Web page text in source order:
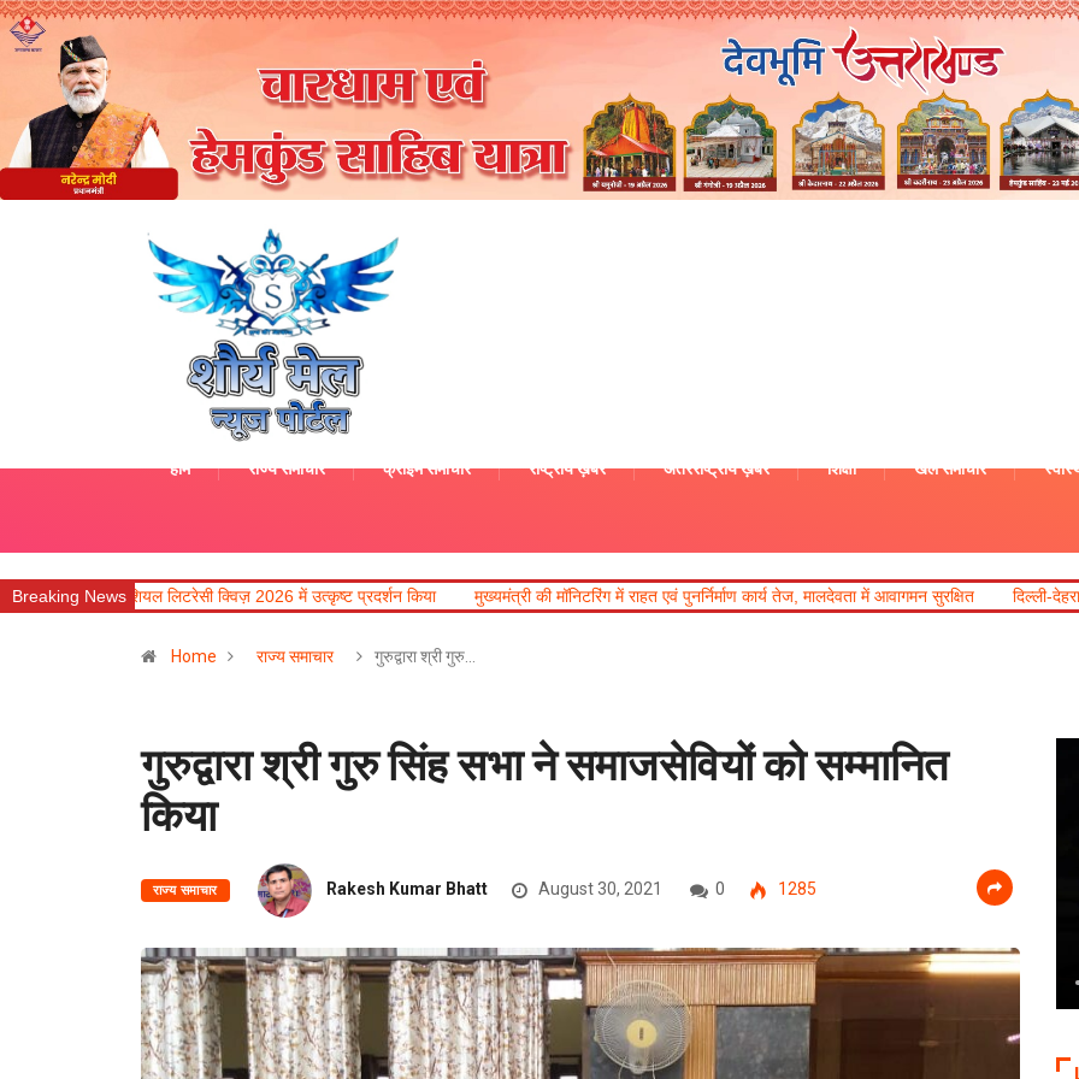
होम राज्य समाचार क्राइम समाचार राष्ट्रीय ख़बरें अंतरराष्ट्रीय ख़बरें शिक्षा खेल समाचार
Breaking News
क्विज़ 2026 में उत्कृष्ट प्रदर्शन किया मुख्यमंत्री की मॉनिटरिंग में राहत एवं पुनर्निर्माण कार्य तेज, मालदेवता में आवागमन सुरक्षित दिल्ली-देहरादून आर्थिक कॉरिडोर से जुड़ी
Home राज्य समाचार गुरुद्वारा श्री गुरु…
गुरुद्वारा श्री गुरु सिंह सभा ने समाजसेवियों को सम्मानित
किया
राज्य समाचार Rakesh Kumar Bhatt August 30, 2021 0 1285